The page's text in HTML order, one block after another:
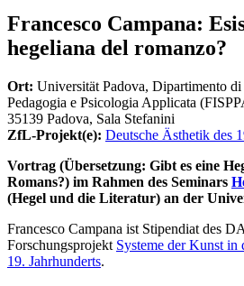
Francesco Campana:
hegeliana del romanzo?
Ort: Universität Padova, Dipartimento
Pedagogia e Psicologia Applicata
35139 Padova, Sala Stefanini
ZfL-Projekt(e): Deutsche Ästhetik des
Vortrag (Übersetzung: Gibt es eine
Romans?) im Rahmen des Seminars
(Hegel und die Literatur) an der
Francesco Campana ist Stipendiat des
Forschungsprojekt Systeme der Kunst in
19. Jahrhunderts.